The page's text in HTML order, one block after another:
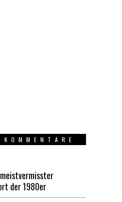
der 1980er